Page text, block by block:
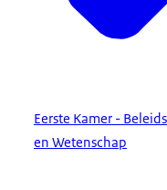
Eerste Kamer -
en Wetenschap